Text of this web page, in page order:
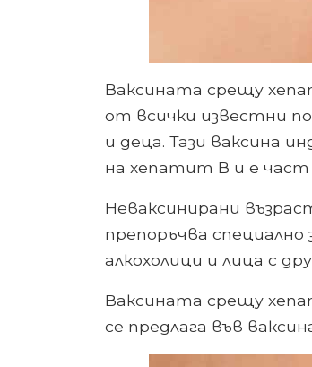
Ваксината срещу
от всички известни
и деца. Тази ваксина
на хепатит В и е
Неваксинирани
препоръчва
алкохолици и лица с
Ваксината срещу
се предлага във